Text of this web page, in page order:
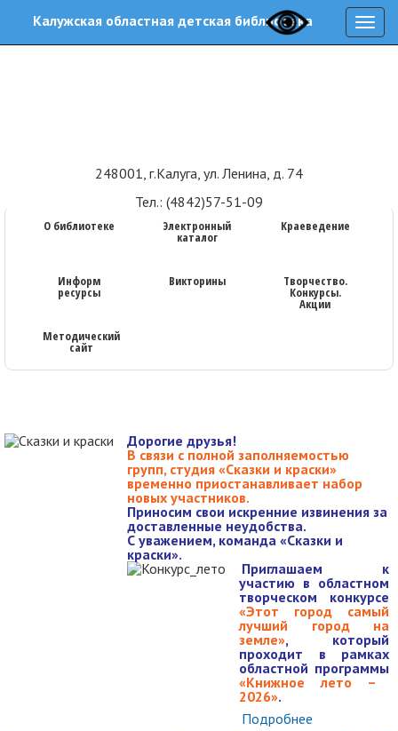
Калужская областная детская библиотека
248001, г.Калуга, ул. Ленина, д. 74
Тел.: (4842)57-51-09
О библиотеке Электронный
каталог
Краеведение
Информ
ресурсы
Викторины Творчество.
Конкурсы.
Акции
Методический
сайт
Дорогие друзья!
В связи с полной заполняемостью
групп, студия «Сказки и краски»
временно приостанавливает набор
новых участников.
Приносим свои искренние извинения за
доставленные неудобства.
С уважением, команда «Сказки и
краски».
Приглашаем к
участию в областном
творческом конкурсе
«Этот город самый
лучший город на
земле», который
проходит в рамках
областной программы
«Книжное лето –
2026».
Подробнее